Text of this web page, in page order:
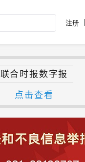
注册
联合时报数字报
点击查看